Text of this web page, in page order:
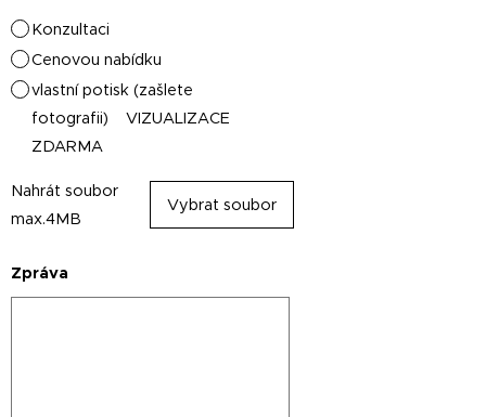
Konzultaci
Cenovou nabídku
vlastní potisk (zašlete
fotografii) VIZUALIZACE
ZDARMA
Nahrát soubor
max.4MB
Vybrat soubor
Zpráva